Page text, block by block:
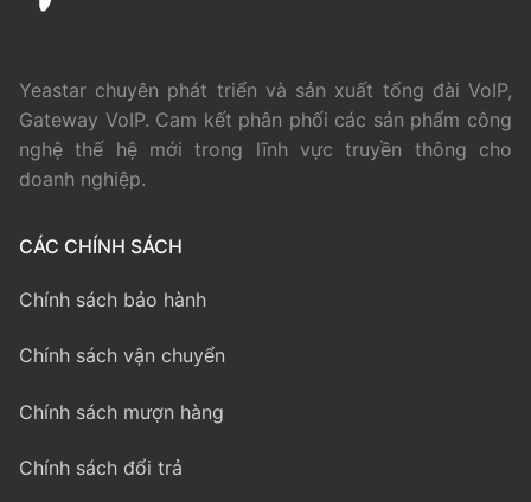
Yeastar chuyên phát triển và sản xuất tổng đài VoIP,
Gateway VoIP. Cam kết phân phối các sản phẩm công
nghệ thế hệ mới trong lĩnh vực truyền thông cho
doanh nghiệp.
CÁC CHÍNH SÁCH
Chính sách bảo hành
Chính sách vận chuyển
Chính sách mượn hàng
Chính sách đổi trả